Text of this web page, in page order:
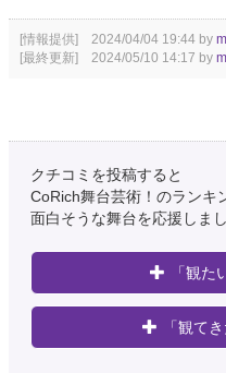
[情報提供] 2024/04/04 19:44 by
[最終更新] 2024/05/10 14:17 by
クチコミを投稿すると
CoRich舞台芸術！のランキ
面白そうな舞台を応援しま
「観た
「観て